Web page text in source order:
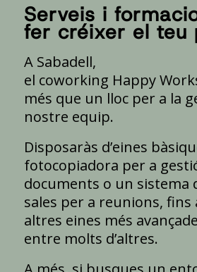
Serveis i
fer créixer el teu
A Sabadell,
el coworking Happy
més que un lloc per a la
nostre equip.
Disposaràs d’eines
fotocopiadora per a
documents o un sistema
sales per a reunions, fins
altres eines més
entre molts d’altres.